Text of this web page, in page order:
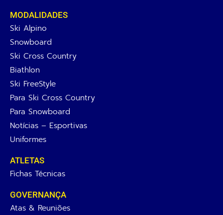
MODALIDADES
Ski Alpino
Snowboard
Ski Cross Country
Biathlon
Ski FreeStyle
Para Ski Cross Country
Para Snowboard
Notícias – Esportivas
Uniformes
ATLETAS
Fichas Técnicas
GOVERNANÇA
Atas & Reuniões